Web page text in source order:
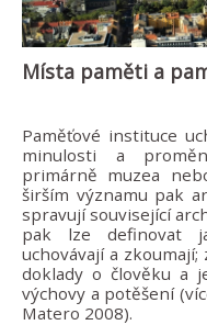
Místa paměti a
Paměťové instituce
minulosti a
primárně muzea
širším významu pak
spravují související
pak lze definovat
uchovávají a
doklady o člověku a
výchovy a potěšení
Matero 2008).